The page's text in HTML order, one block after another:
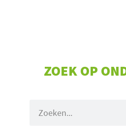
ZOEK OP
Zoeken